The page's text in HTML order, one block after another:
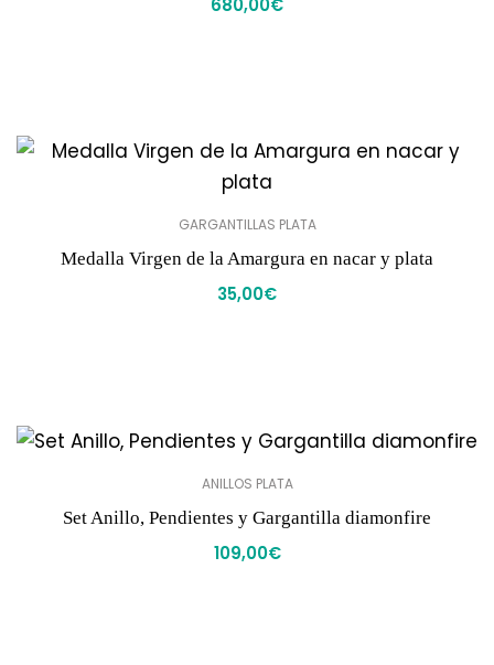
680,00€
GARGANTILLAS PLATA
Medalla Virgen de la Amargura en nacar y plata
35,00€
ANILLOS PLATA
Set Anillo, Pendientes y Gargantilla diamonfire
109,00€